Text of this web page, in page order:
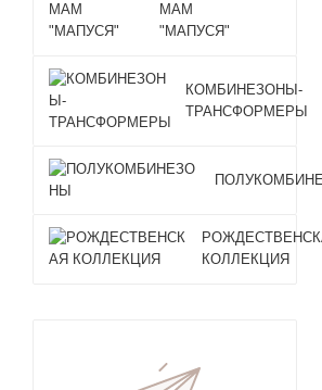
МАМ
"МАПУСЯ"
КОМБИНЕЗОНЫ-
ТРАНСФОРМЕРЫ
КОЛЛЕКЦИЯ